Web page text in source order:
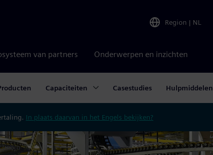
Region | NL
van partners Onderwerpen en inzichten
Capaciteiten Casestudies Hulpmiddelen
In plaats daarvan in het Engels bekijken?